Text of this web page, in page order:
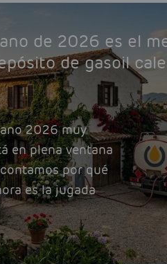
de 2026 es el
de gasoil
2026 muy
en plena ventana
por qué
es la jugada